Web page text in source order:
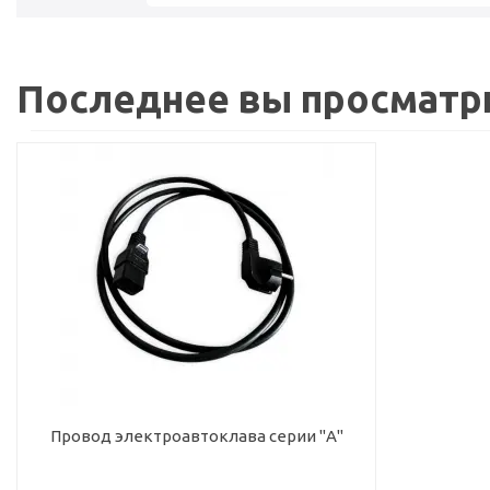
Последнее вы
Провод электроавтоклава серии "А"